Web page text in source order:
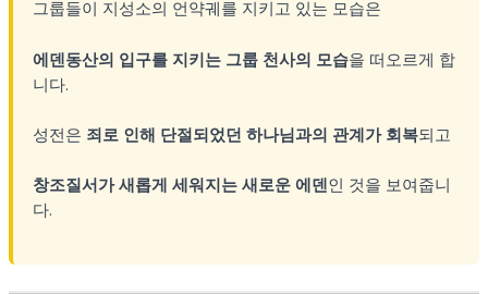
그룹들이 지성소의 언약궤를 지키고 있는 모습은
에덴동산의 입구를 지키는 그룹 천사의 모습을 떠오르게 합
니다.
성전은 죄로 인해 단절되었던 하나님과의 관계가 회복되고
창조질서가 새롭게 세워지는 새로운 에덴인 것을 보여줍니
다.